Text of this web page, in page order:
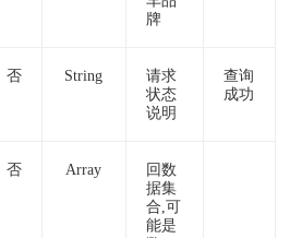
牌
否 String
请求
状态
说明
查询
成功
否 Array
回数
据集
合,可
能是